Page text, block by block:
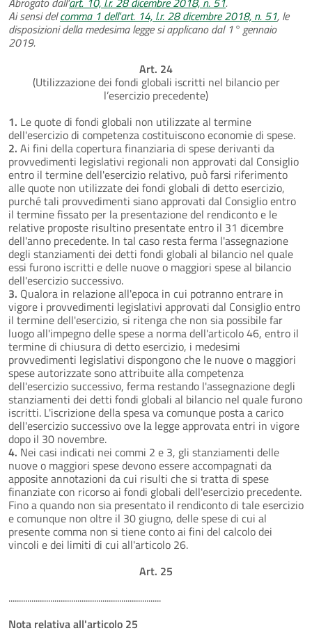
Ai sensi delcomma 1 dell'art. 14, l.r. 28 dicembre 2018, n. 51, le
disposizioni della medesima legge si applicano dal 1° gennaio
2019.
Art. 24
(Utilizzazione dei fondi globali iscritti nel bilancio per
l’esercizio precedente)
1. Le quote di fondi globali non utilizzate al termine
dell'esercizio di competenza costituiscono economie di spese.
2. Ai fini della copertura finanziaria di spese derivanti da
provvedimenti legislativi regionali non approvati dal Consiglio
entro il termine dell'esercizio relativo, può farsi riferimento
alle quote non utilizzate dei fondi globali di detto esercizio,
purché tali provvedimenti siano approvati dal Consiglio entro
il termine fissato per la presentazione del rendiconto e le
relative proposte risultino presentate entro il 31 dicembre
dell'anno precedente. In tal caso resta ferma l'assegnazione
degli stanziamenti dei detti fondi globali al bilancio nel quale
essi furono iscritti e delle nuove o maggiori spese al bilancio
dell'esercizio successivo.
3. Qualora in relazione all'epoca in cui potranno entrare in
vigore i provvedimenti legislativi approvati dal Consiglio entro
il termine dell'esercizio, si ritenga che non sia possibile far
luogo all'impegno delle spese a norma dell'articolo 46, entro il
termine di chiusura di detto esercizio, i medesimi
provvedimenti legislativi dispongono che le nuove o maggiori
spese autorizzate sono attribuite alla competenza
dell'esercizio successivo, ferma restando l'assegnazione degli
stanziamenti dei detti fondi globali al bilancio nel quale furono
iscritti. L'iscrizione della spesa va comunque posta a carico
dell'esercizio successivo ove la legge approvata entri in vigore
dopo il 30 novembre.
4. Nei casi indicati nei commi 2 e 3, gli stanziamenti delle
nuove o maggiori spese devono essere accompagnati da
apposite annotazioni da cui risulti che si tratta di spese
finanziate con ricorso ai fondi globali dell'esercizio precedente.
Fino a quando non sia presentato il rendiconto di tale esercizio
e comunque non oltre il 30 giugno, delle spese di cui al
presente comma non si tiene conto ai fini del calcolo dei
vincoli e dei limiti di cui all'articolo 26.
Art. 25
.........................................................................
Nota relativa all'articolo 25